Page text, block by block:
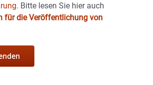
Bitte lesen Sie hier auch
für die Veröffentlichung von